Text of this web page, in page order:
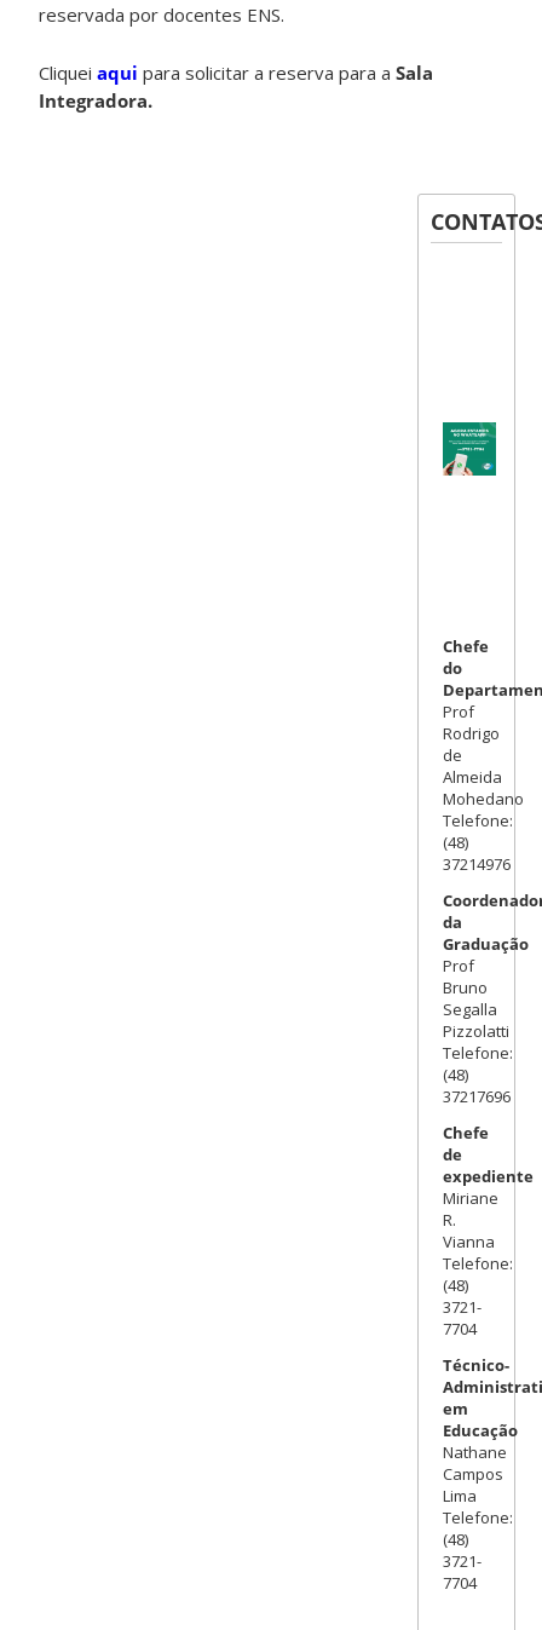
reservada por docentes ENS.
Cliqueiaqui para solicitar a reserva para a Sala
Integradora.
Chefe
do
Prof
Rodrigo
de
Almeida
Mohedano
Telefone:
(48)
37214976
da
Graduação
Prof
Bruno
Segalla
Pizzolatti
Telefone:
(48)
37217696
Chefe
de
expediente
Miriane
R.
Vianna
Telefone:
(48)
3721-
7704
Técnico-
em
Educação
Nathane
Campos
Lima
Telefone:
(48)
3721-
7704